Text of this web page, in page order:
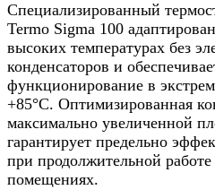
Специализированный
Termo Sigma 100
высоких температурах без
конденсаторов и
функционирование в
+85°C. Оптимизированная
максимально увеличенной
гарантирует предельно
при продолжительной
помещениях.